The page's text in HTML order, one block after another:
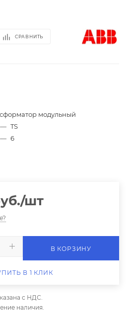
СРАВНИТЬ
модульный
— TS
— 6
/шт
В КОРЗИНУ
В 1 КЛИК
с НДС.
наличия.